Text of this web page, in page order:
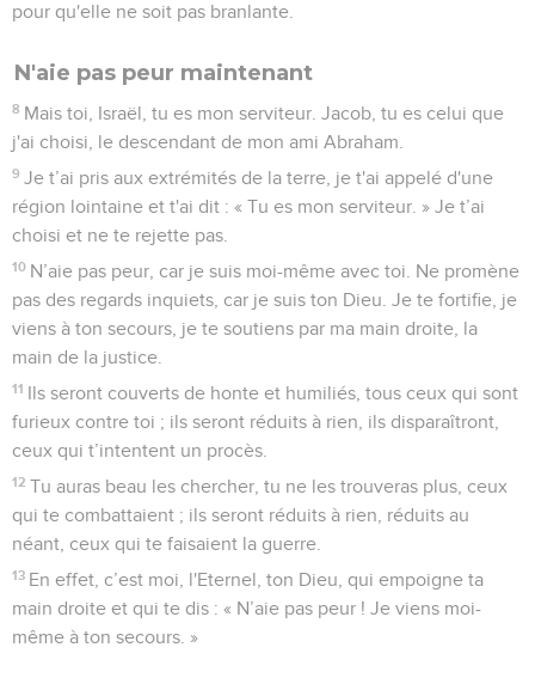
pour qu'elle ne soit pas branlante.
N'aie pas peur maintenant
8 Mais toi, Israël, tu es mon serviteur. Jacob, tu es celui que
j'ai choisi, le descendant de mon ami Abraham.
9 Je t’ai pris aux extrémités de la terre, je t'ai appelé d'une
région lointaine et t'ai dit : « Tu es mon serviteur. » Je t’ai
choisi et ne te rejette pas.
10 N’aie pas peur, car je suis moi-même avec toi. Ne promène
pas des regards inquiets, car je suis ton Dieu. Je te fortifie, je
viens à ton secours, je te soutiens par ma main droite, la
main de la justice.
11 Ils seront couverts de honte et humiliés, tous ceux qui sont
furieux contre toi ; ils seront réduits à rien, ils disparaîtront,
ceux qui t’intentent un procès.
12 Tu auras beau les chercher, tu ne les trouveras plus, ceux
qui te combattaient ; ils seront réduits à rien, réduits au
néant, ceux qui te faisaient la guerre.
13 En effet, c’est moi, l'Eternel, ton Dieu, qui empoigne ta
main droite et qui te dis : « N’aie pas peur ! Je viens moi-
même à ton secours. »